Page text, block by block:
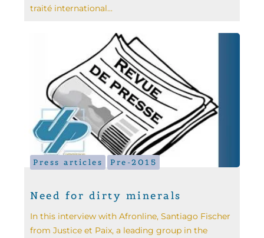
traité international...
Press articles Pre-2015
Need for dirty minerals
In this interview with Afronline, Santiago Fischer
from Justice et Paix, a leading group in the